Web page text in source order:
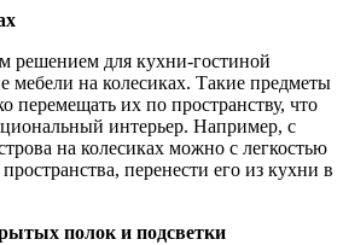
решением для кухни-гостиной
мебели на колесиках. Такие предметы
перемещать их по пространству, что
интерьер. Например, с
на колесиках можно с легкостью
перенести его из кухни в
полок и подсветки